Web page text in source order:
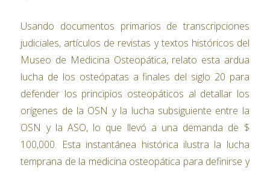
Usando documentos primarios de transcripciones
judiciales, artículos de revistas y textos históricos del
Museo de Medicina Osteopática, relato esta ardua
lucha de los osteópatas a finales del siglo 20 para
defender los principios osteopáticos al detallar los
orígenes de la OSN y la lucha subsiguiente entre la
OSN y la ASO, lo que llevó a una demanda de $
100,000. Esta instantánea histórica ilustra la lucha
temprana de la medicina osteopática para definirse y